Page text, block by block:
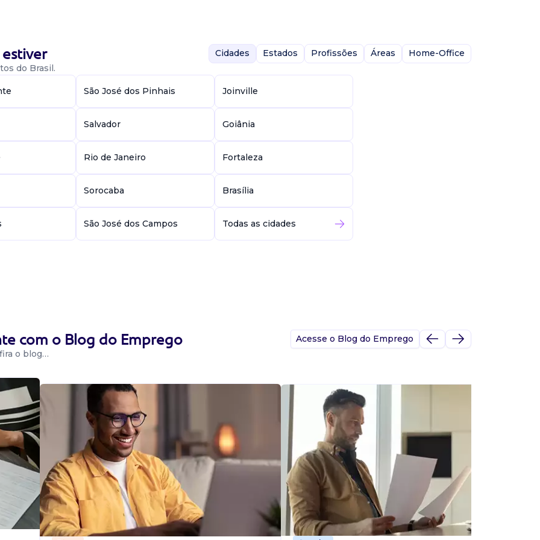
Ensino
com cozinha
em
cozinhar,
...
as
da cozinha e
do Brasil.
Cidades Estados Profissões Áreas Home-Office
São José dos Pinhais Joinville
Salvador Goiânia
Rio de Janeiro Fortaleza
Sorocaba Brasília
São José dos Campos Todas as cidades
com o Blog do Emprego
o blog…
Acesse o Blog do Emprego